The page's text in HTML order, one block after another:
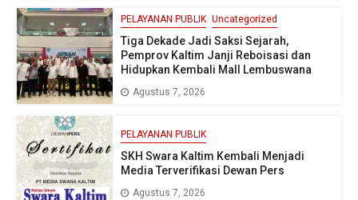
PELAYANAN PUBLIK Uncategorized
Tiga Dekade Jadi Saksi Sejarah,
Pemprov Kaltim Janji Reboisasi dan
Hidupkan Kembali Mall Lembuswana
Agustus 7, 2026
PELAYANAN PUBLIK
SKH Swara Kaltim Kembali Menjadi
Media Terverifikasi Dewan Pers
Agustus 7, 2026